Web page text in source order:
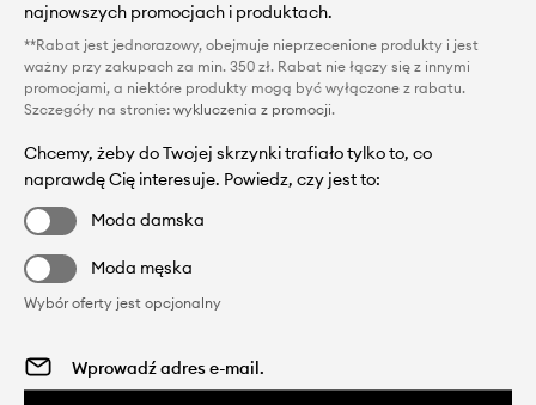
najnowszych promocjach i produktach.
**Rabat jest jednorazowy, obejmuje nieprzecenione produkty i jest
ważny przy zakupach za min. 350 zł. Rabat nie łączy się z innymi
promocjami, a niektóre produkty mogą być wyłączone z rabatu.
Szczegóły na stronie: wykluczenia z promocji.
Chcemy, żeby do Twojej skrzynki trafiało tylko to, co
naprawdę Cię interesuje. Powiedz, czy jest to:
Moda damska
Moda męska
Wybór oferty jest opcjonalny